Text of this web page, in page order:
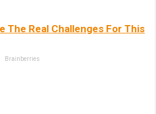
The Real Challenges For This
Brainberries